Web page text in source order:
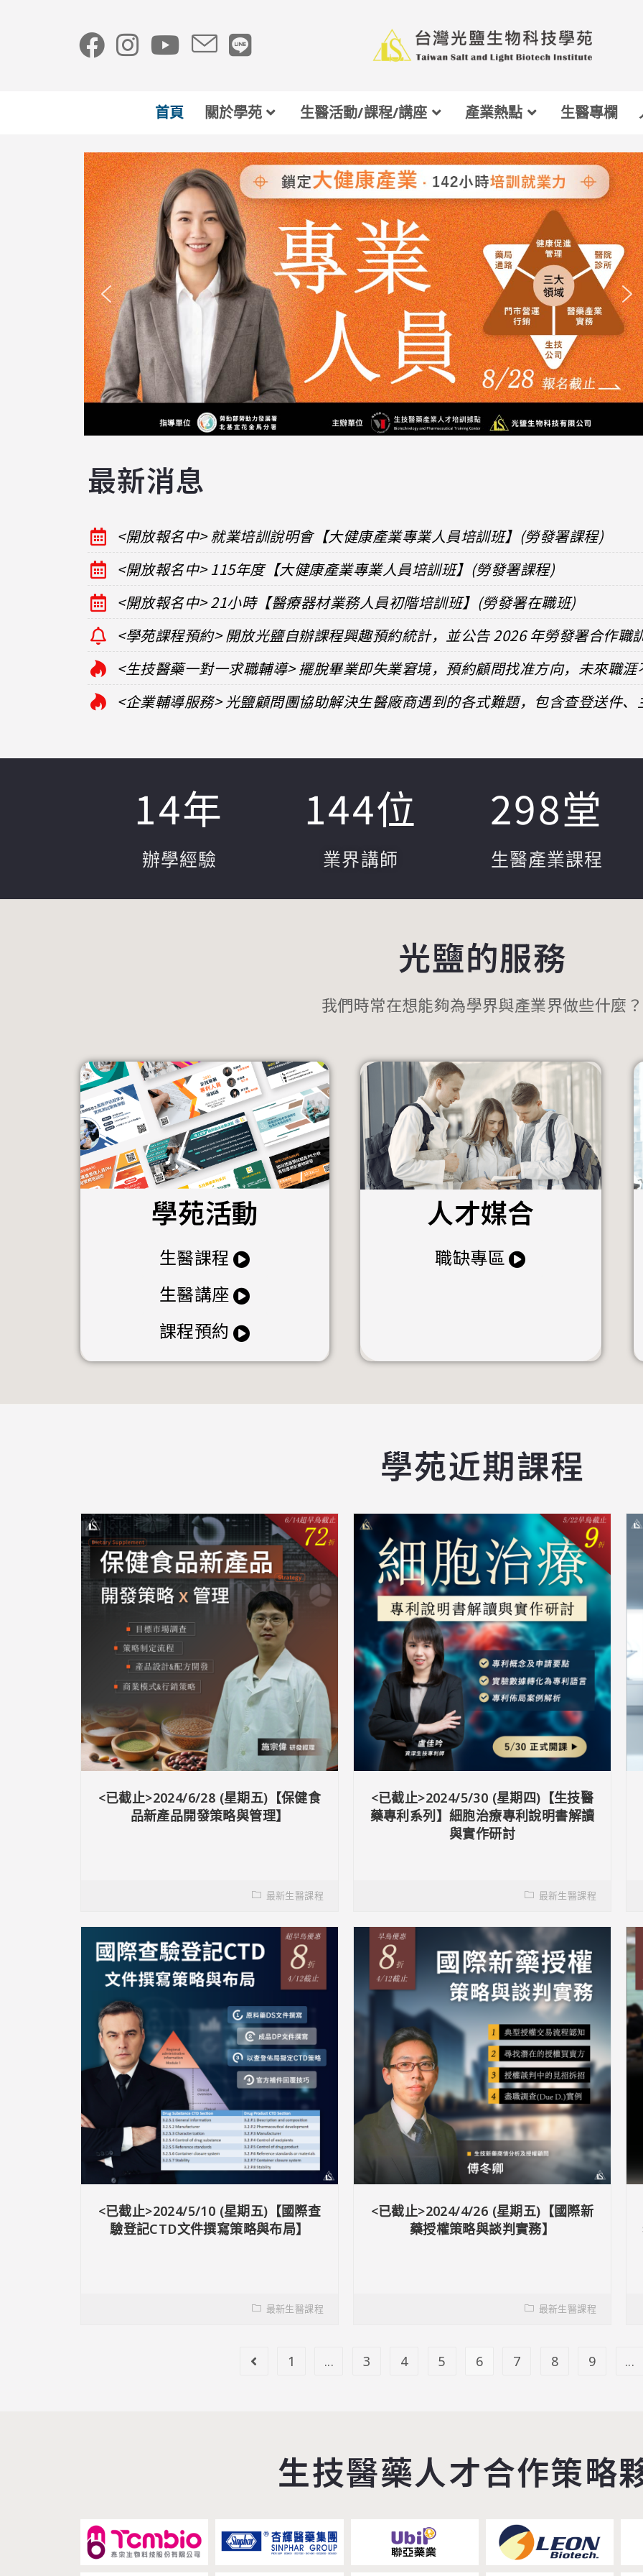
首頁 關於學苑 生醫活動/課程/講座 產業熱點 生醫專欄
最新消息
<開放報名中> 就業培訓說明會【大健康產業專業人員培訓班】(勞發署課程)
<開放報名中> 115年度【大健康產業專業人員培訓班】(勞發署課程)
<開放報名中> 21小時【醫療器材業務人員初階培訓班】(勞發署在職班)
<學苑課程預約> 開放光鹽自辦課程興趣預約統計，並公告 2026 年勞發署合作職
<生技醫藥一對一求職輔導> 擺脫畢業即失業窘境，預約顧問找准方向，未來職涯
<企業輔導服務> 光鹽顧問團協助解決生醫廠商遇到的各式難題，包含查登送件
辦學經驗
14年
業界講師
144位
生醫產業課程
298堂
光鹽的服務
我們時常在想能夠為學界與產業界做些什麼？
學苑活動
生醫課程
生醫講座
課程預約
人才媒合
職缺專區
學苑近期課程
<已截止>2024/6/28 (星期五)【保健食
品新產品開發策略與管理】
最新生醫課程
<已截止>2024/5/30 (星期四)【生技醫
藥專利系列】細胞治療專利說明書解讀
與實作研討
最新生醫課程
<已截止>2024/5/10 (星期五)【國際查
驗登記CTD文件撰寫策略與布局】
最新生醫課程
<已截止>2024/4/26 (星期五)【國際新
藥授權策略與談判實務】
最新生醫課程
1 ... 3 4 5 6 7 8 9 ...
生技醫藥人才合作策略